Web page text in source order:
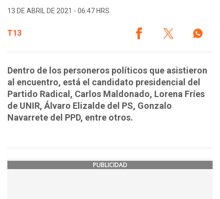
13 DE ABRIL DE 2021 - 06:47 HRS.
T13
Dentro de los personeros políticos que asistieron
al encuentro, está el candidato presidencial del
Partido Radical, Carlos Maldonado, Lorena Fríes
de UNIR, Álvaro Elizalde del PS, Gonzalo
Navarrete del PPD, entre otros.
PUBLICIDAD